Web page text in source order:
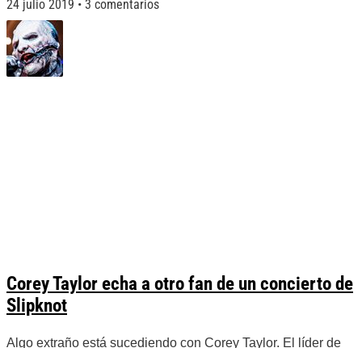
24 julio 2019 3 comentarios
Corey Taylor echa a otro fan de un concierto de
Slipknot
Algo extraño está sucediendo con Corey Taylor. El líder de